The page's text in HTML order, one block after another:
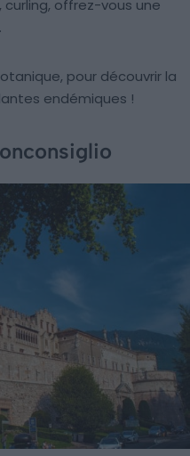
curling, offrez-vous une
pour découvrir la
endémiques !